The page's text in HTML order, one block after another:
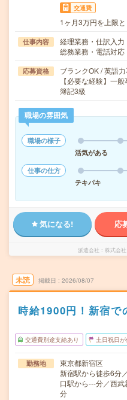
交通費
1ヶ月3万円を上限
仕事内容
経理業務・仕訳入
総務業務・電話対
応募資格
ブランクOK / 英語
【必要な経験】
簿記3級
職場の雰囲気
職場の様子
活気がある
仕事の仕方
テキパキ
気になる! 応
派遣会社 株式会
未読 掲載日 2026/08/07
時給1900円！新宿で
交通費別途支給あり 土日祝日が
勤務地
東京都新宿区
新宿駅から徒歩6分
口駅から---分／西
分